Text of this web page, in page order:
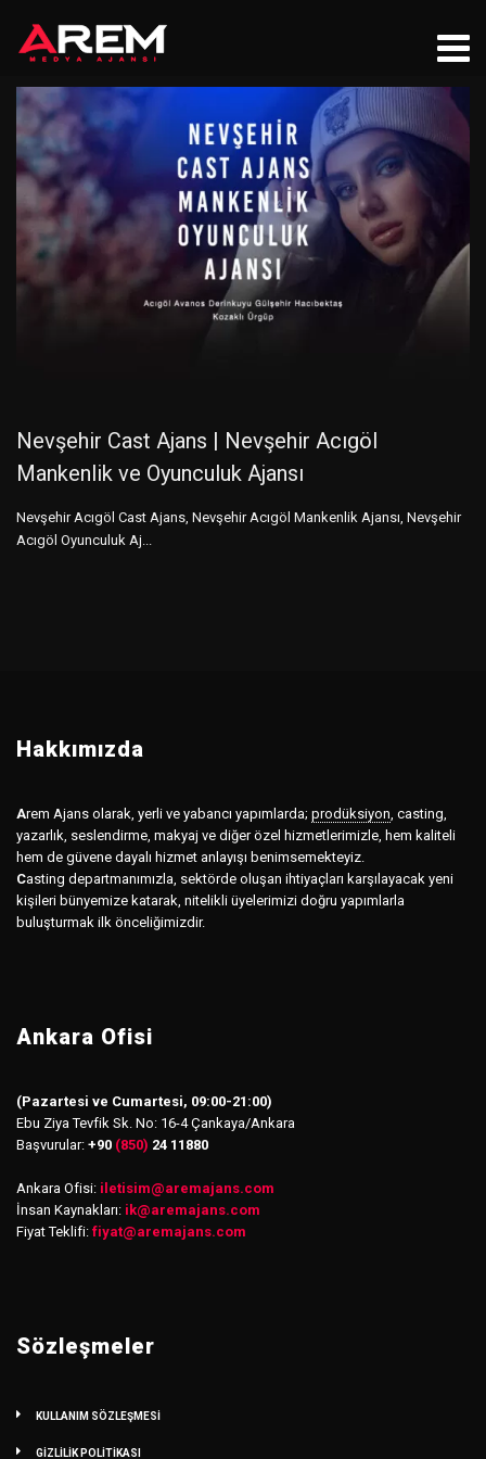
Nevşehir Cast Ajans | Nevşehir Acıgöl
Mankenlik ve Oyunculuk Ajansı
Nevşehir Acıgöl Cast Ajans, Nevşehir Acıgöl Mankenlik Ajansı, Nevşehir
Acıgöl Oyunculuk Aj...
Hakkımızda
Arem Ajans olarak, yerli ve yabancı yapımlarda; prodüksiyon, casting,
yazarlık, seslendirme, makyaj ve diğer özel hizmetlerimizle, hem kaliteli
hem de güvene dayalı hizmet anlayışı benimsemekteyiz.
Casting departmanımızla, sektörde oluşan ihtiyaçları karşılayacak yeni
kişileri bünyemize katarak, nitelikli üyelerimizi doğru yapımlarla
buluşturmak ilk önceliğimizdir.
Ankara Ofisi
(Pazartesi ve Cumartesi, 09:00-21:00)
Ebu Ziya Tevfik Sk. No: 16-4 Çankaya/Ankara
Başvurular: +90 (850) 24 11880
Ankara Ofisi: iletisim@aremajans.com
İnsan Kaynakları: ik@aremajans.com
Fiyat Teklifi: fiyat@aremajans.com
Sözleşmeler
KULLANIM SÖZLEŞMESİ
GİZLİLİK POLİTİKASI